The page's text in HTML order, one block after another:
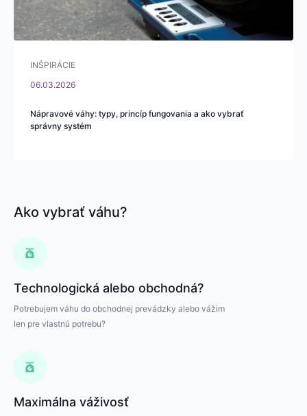
INŠPIRÁCIE
06.03.2026
Nápravové váhy: typy, princíp fungovania a ako vybrať
správny systém
Ako vybrať váhu?
Technologická alebo obchodná?
Potrebujem váhu do obchodnej prevádzky alebo vážim
len pre vlastnú potrebu?
Maximálna váživosť